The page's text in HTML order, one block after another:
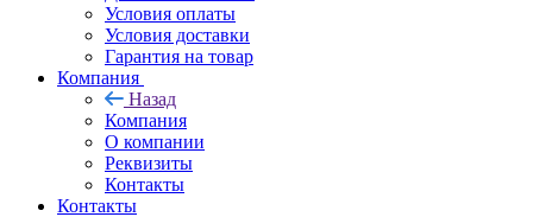
Условия оплаты
Условия доставки
Гарантия на товар
Компания
Назад
Компания
О компании
Реквизиты
Контакты
Контакты